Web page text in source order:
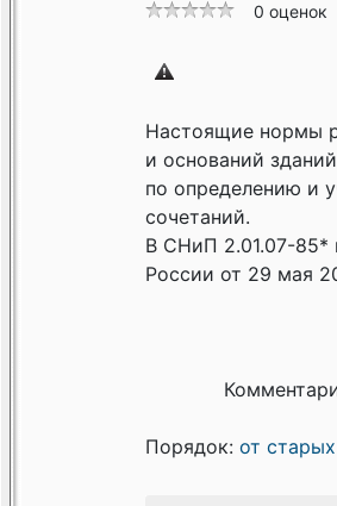
0 оценок
Настоящие нормы
и оснований
по определению и
сочетаний.
В СНиП 2.01.07-85*
России от 29 мая
Порядок: от